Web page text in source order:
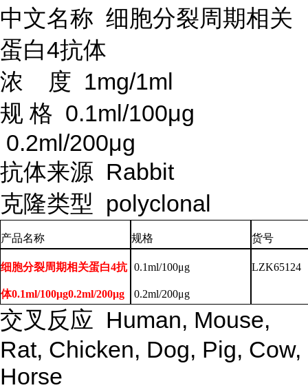
中文名称 细胞分裂周期相关
蛋白4抗体
浓
度 1mg/1ml
规 格 0.1ml/100μg
0.2ml/200μg
抗体来源 Rabbit
克隆类型 polyclonal
产品名称 规格 货号
细胞分裂周期相关蛋白4抗
体0.1ml/100μg0.2ml/200μg
0.1ml/100μg
0.2ml/200μg
LZK65124
交叉反应 Human, Mouse,
Rat, Chicken, Dog, Pig, Cow,
Horse